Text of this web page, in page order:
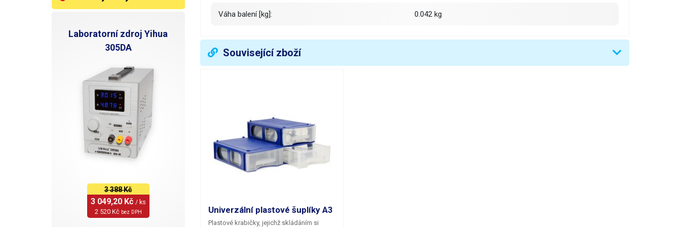
Laboratorní zdroj Yihua
305DA
3 388 Kč
3 049,20 Kč / ks
2 520 Kč bez DPH
Váha balení [kg]: 0.042 kg
Související zboží
Univerzální plastové šuplíky A3
Plastové krabičky, jejichž skládáním si